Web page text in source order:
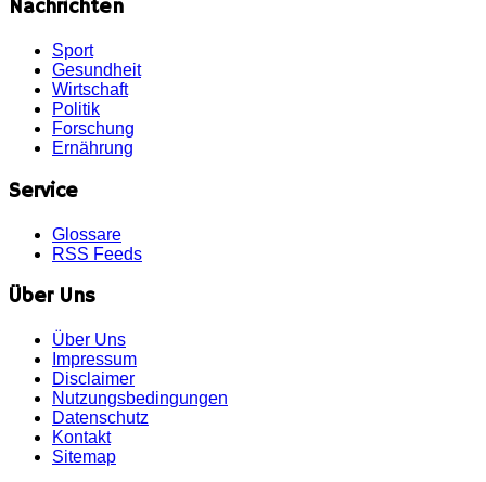
Nachrichten
Sport
Gesundheit
Wirtschaft
Politik
Forschung
Ernährung
Service
Glossare
RSS Feeds
Über Uns
Über Uns
Impressum
Disclaimer
Nutzungsbedingungen
Datenschutz
Kontakt
Sitemap